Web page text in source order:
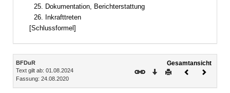
25. Dokumentation, Berichterstattung
26. Inkrafttreten
[Schlussformel]
Inhalt
BFDuR
Text gilt ab: 01.08.2024
Fassung: 24.08.2020
Gesamtansicht
Download
DruckenVorheriges